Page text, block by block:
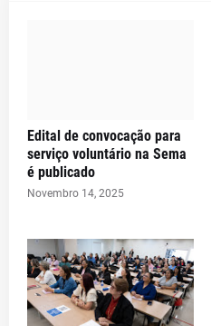
Edital de convocação para
serviço voluntário na Sema
é publicado
Novembro 14, 2025